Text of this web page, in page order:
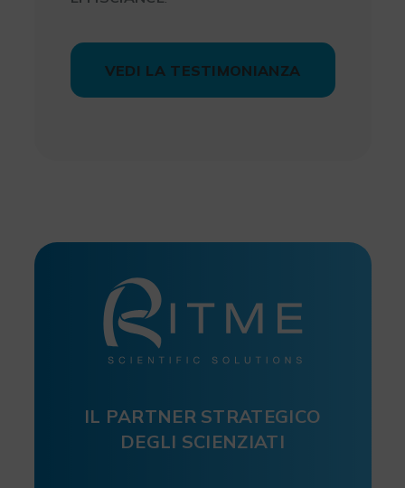
VEDI LA TESTIMONIANZA
IL PARTNER STRATEGICO
DEGLI SCIENZIATI